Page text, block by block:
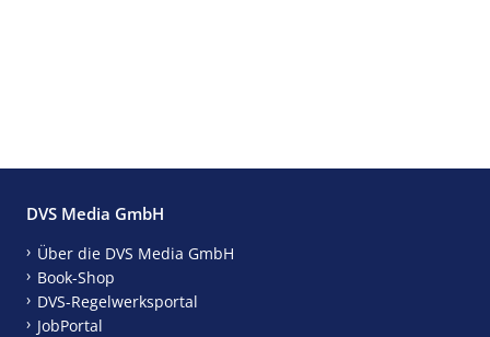
DVS Media GmbH
Über die DVS Media GmbH
Book-Shop
DVS-Regelwerksportal
JobPortal